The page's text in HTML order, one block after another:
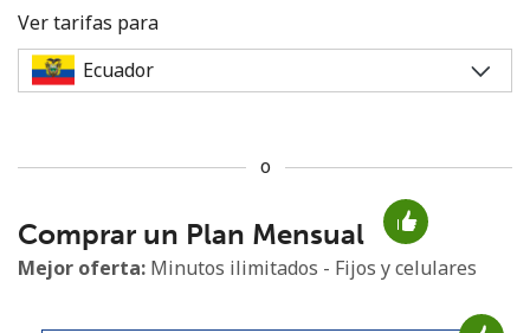
No se ha creado una contraseña
Mínimo 8 caracteres
Una letra mayúscula y una minúscula
Un número
Ver tarifas para
o
Comprar un Plan Mensual
Mejor oferta: Minutos ilimitados - Fijos y celulares